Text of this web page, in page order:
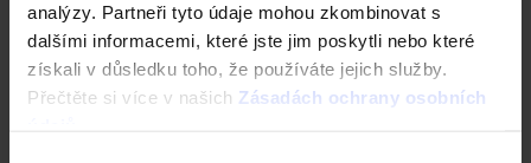
analýzy. Partneři tyto údaje mohou zkombinovat s
dalšími informacemi, které jste jim poskytli nebo které
získali v důsledku toho, že používáte jejich služby.
Přečtěte si více v našich Zásadách ochrany osobních